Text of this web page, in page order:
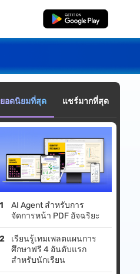
ดาวน์โหลดฟรี
ยอดนิยมที่สุด แชร์มากที่สุด
AI Agent สำหรับการ
จัดการหน้า PDF อัจฉริยะ
เรียนรู้เทมเพลตแผนการ
ศึกษาฟรี 4 อันดับแรก
สำหรับนักเรียน